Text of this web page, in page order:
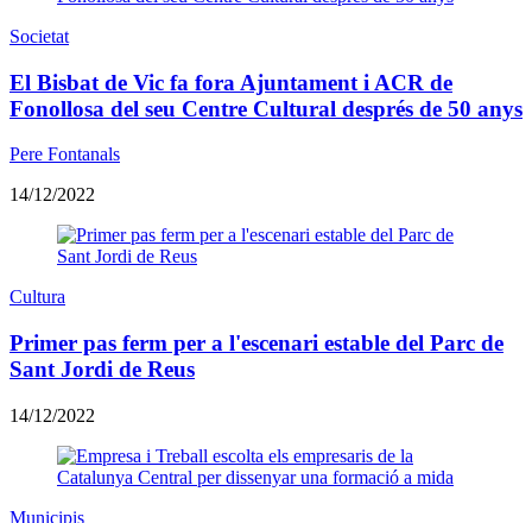
Societat
El Bisbat de Vic fa fora Ajuntament i ACR de
Fonollosa del seu Centre Cultural després de 50 anys
Pere Fontanals
14/12/2022
Cultura
Primer pas ferm per a l'escenari estable del Parc de
Sant Jordi de Reus
14/12/2022
Municipis